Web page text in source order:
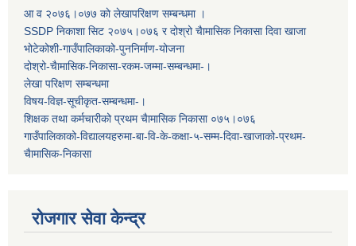
आ व २०७६।०७७ काे लेखापरिक्षण सम्बन्धमा ।
SSDP निकाशा सिट २०७५।०७६ र दोश्रो चैामासिक निकासा दिवा खाजा
भोटेकोशी-गाउँपालिकाको-पुननिर्माण-योजना
दोश्रो-चैामासिक-निकासा-रकम-जम्मा-सम्बन्धमा-।
लेखा परिक्षण सम्बन्धमा
विषय-विज्ञ-सूचीकृत-सम्बन्धमा-।
शिक्षक तथा कर्मचारीको प्रथम च‌ैामासिक निकासा ०७५।०७६
गाउँपालिकाको-विद्यालयहरुमा-बा-वि-के-कक्षा-५-सम्म-दिवा-खाजाको-प्रथम-
चैामासिक-निकासा
रोजगार सेवा केन्द्र